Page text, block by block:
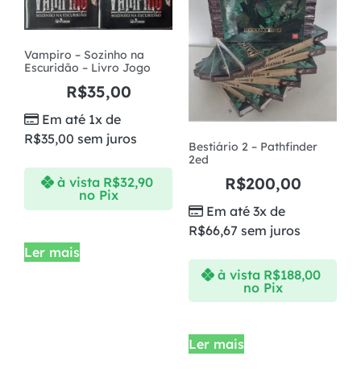
Vampiro – Sozinho na
Escuridão – Livro Jogo
R$35,00
Em até 1x de
R$35,00 sem juros
à vista R$32,90
no Pix
Ler mais
Bestiário 2 – Pathfinder
2ed
R$200,00
Em até 3x de
R$66,67 sem juros
à vista R$188,00
no Pix
Ler mais